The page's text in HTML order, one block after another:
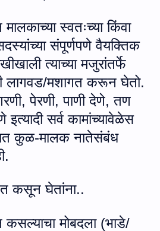
स्वतःच्या किंवा
संपूर्णपणे वैयक्तिक
त्याच्या मजुरांतर्फे
लागवड/मशागत करून घेतो.
,पेरणी,पाणी देणे,तण
सर्व कामांच्यावेळेस
कुळ-मालक नातेसंबंध
कसून घेतांना..
मोबदला (भाडे/